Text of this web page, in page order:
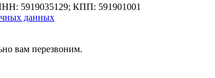
5919035129; КПП: 591901001
данных
вам перезвоним.